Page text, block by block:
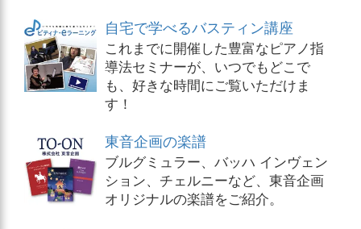
自宅で学べるバスティン講座
これまでに開催した豊富なピアノ指
導法セミナーが、いつでもどこで
も、好きな時間にご覧いただけま
す！
東音企画の楽譜
ブルグミュラー、バッハ インヴェン
ション、チェルニーなど、東音企画
オリジナルの楽譜をご紹介。